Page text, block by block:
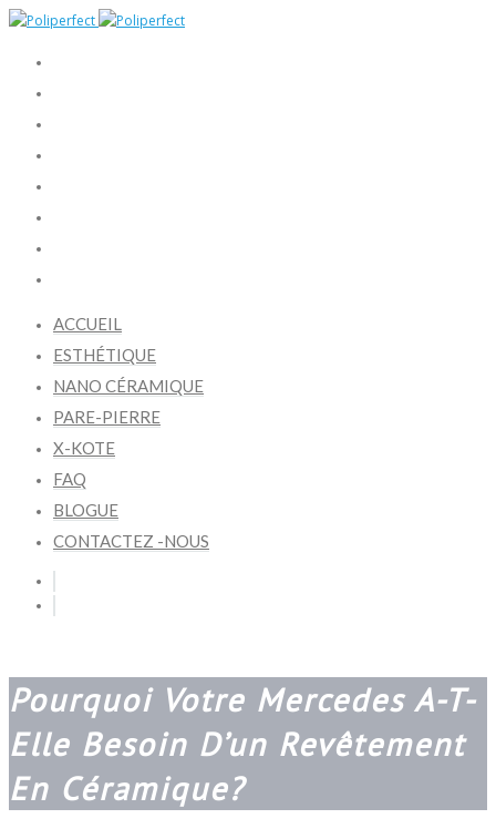
ACCUEIL
ESTHÉTIQUE
NANO CÉRAMIQUE
PARE-PIERRE
X-KOTE
FAQ
BLOGUE
CONTACTEZ -NOUS
Pourquoi Votre Mercedes A-T-
Elle Besoin D’un Revêtement
En Céramique?